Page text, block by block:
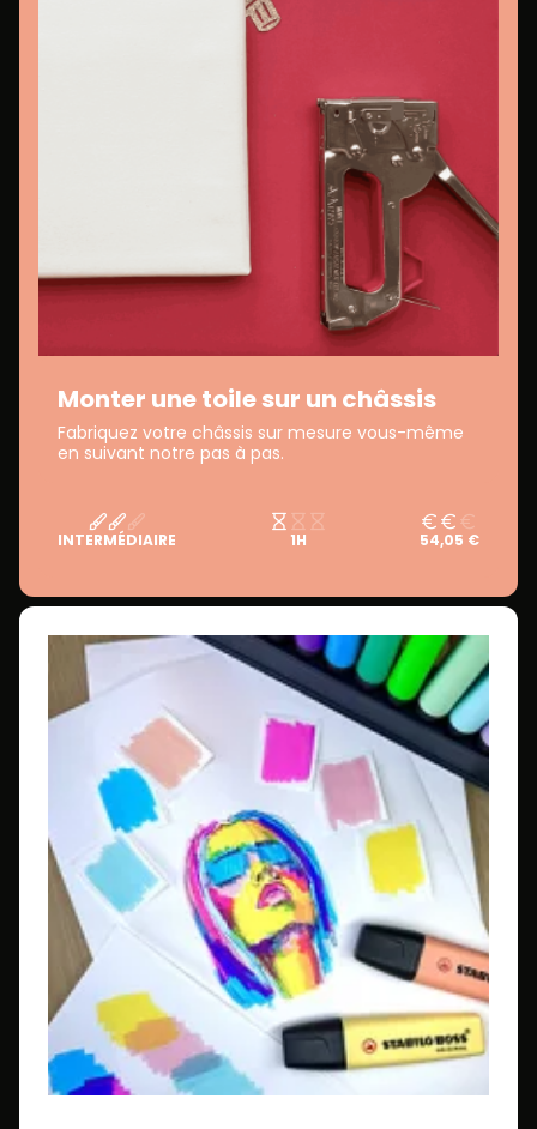
Monter une toile sur un châssis
Fabriquez votre châssis sur mesure vous-même
en suivant notre pas à pas.
INTERMÉDIAIRE 1H 54,05 €